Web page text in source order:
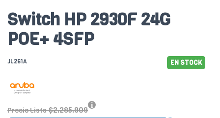
Switch HP 2930F 24G
POE+ 4SFP
JL261A EN STOCK
Precio Lista $2.285.909